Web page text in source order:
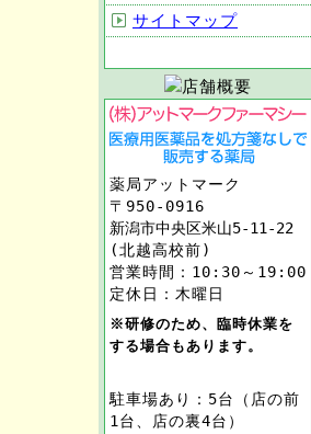
サイトマップ
薬局アットマーク
〒950-0916
新潟市中央区米山5-11-22
(北越高校前)
営業時間：10:30～19:00
定休日：木曜日
※研修のため、臨時休業を
する場合もあります。
駐車場あり：5台（店の前
1台、店の裏4台）